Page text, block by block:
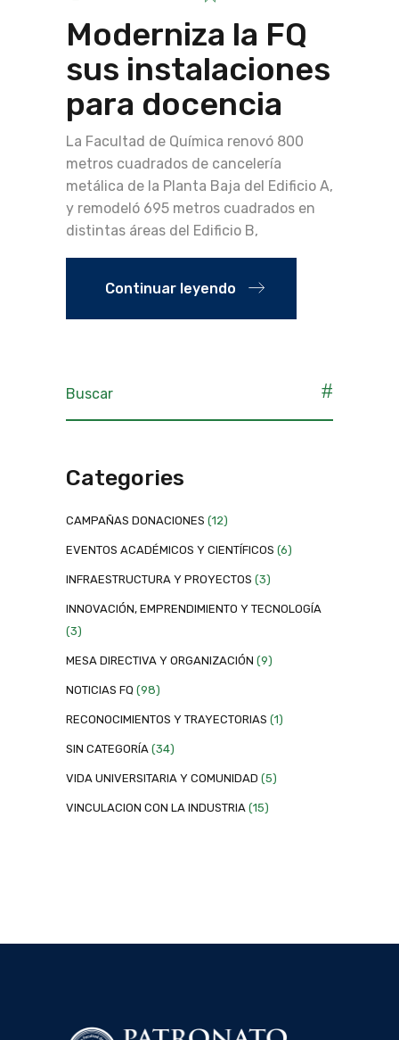
Moderniza la FQ
sus instalaciones
para docencia
La Facultad de Química renovó 800
metros cuadrados de cancelería
metálica de la Planta Baja del Edificio A,
y remodeló 695 metros cuadrados en
distintas áreas del Edificio B,
Continuar leyendo
Categories
CAMPAÑAS DONACIONES (12)
EVENTOS ACADÉMICOS Y CIENTÍFICOS (6)
INFRAESTRUCTURA Y PROYECTOS (3)
INNOVACIÓN, EMPRENDIMIENTO Y TECNOLOGÍA
(3)
MESA DIRECTIVA Y ORGANIZACIÓN (9)
NOTICIAS FQ (98)
RECONOCIMIENTOS Y TRAYECTORIAS (1)
SIN CATEGORÍA (34)
VIDA UNIVERSITARIA Y COMUNIDAD (5)
VINCULACION CON LA INDUSTRIA (15)